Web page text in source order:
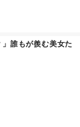
」誰もが羨む美女た